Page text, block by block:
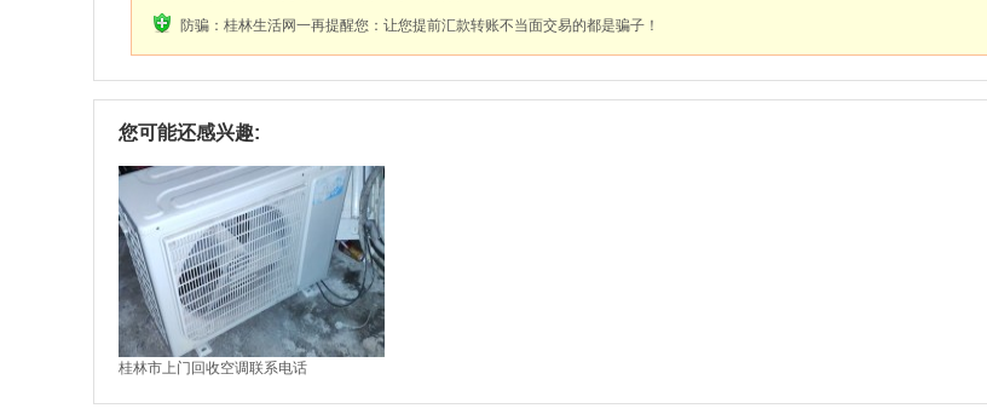
防骗：桂林生活网一再提醒您：让您提前汇款转账不当面交易的都是骗子！
您可能还感兴趣:
桂林市上门回收空调联系电话